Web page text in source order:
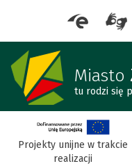
Miasto
tu rodzi się
Projekty unijne w trakcie
realizacji